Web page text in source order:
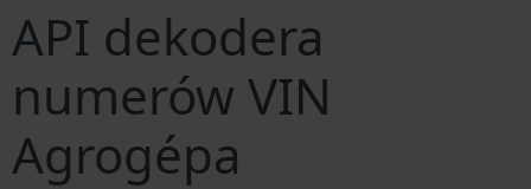
API dekodera
numerów VIN
Agrogépa